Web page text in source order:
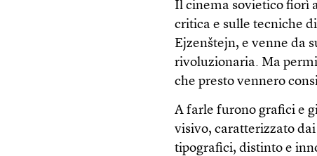
Il cinema sovietico fiorì
critica e sulle tecniche
Ejzenštejn, e venne da
rivoluzionaria. Ma
che presto vennero
A farle furono grafici e
visivo, caratterizzato
tipografici, distinto e